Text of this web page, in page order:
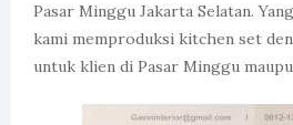
Pasar Minggu Jakarta Selatan.
kami memproduksi kitchen set
untuk klien di Pasar Minggu